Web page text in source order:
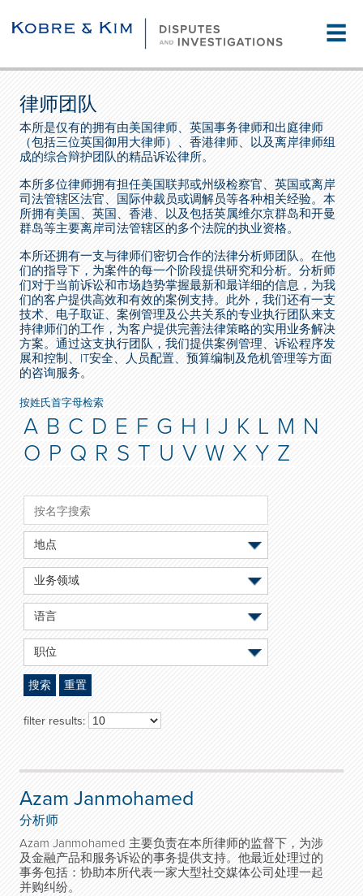
☰
律师团队
本所是仅有的拥有由美国律师、英国事务律师和出庭律师
（包括三位英国御用大律师）、香港律师、以及离岸律师组
成的综合辩护团队的精品诉讼律所。
本所多位律师拥有担任美国联邦或州级检察官、英国或离岸
司法管辖区法官、国际仲裁员或调解员等各种相关经验。本
所拥有美国、英国、香港、以及包括英属维尔京群岛和开曼
群岛等主要离岸司法管辖区的多个法院的执业资格。
本所还拥有一支与律师们密切合作的法律分析师团队。在他
们的指导下，为案件的每一个阶段提供研究和分析。分析师
们对于当前诉讼和市场趋势掌握最新和最详细的信息，为我
们的客户提供高效和有效的案例支持。此外，我们还有一支
技术、电子取证、案例管理及公共关系的专业执行团队来支
持律师们的工作，为客户提供完善法律策略的实用业务解决
方案。通过这支执行团队，我们提供案例管理、诉讼程序发
展和控制、IT安全、人员配置、预算编制及危机管理等方面
的咨询服务。
按姓氏首字母检索
A B C D E F G H I J K L M N
O P Q R S T U V W X Y Z
地点
业务领域
语言
职位
搜索 重置
filter results:
Azam Janmohamed
分析师
Azam Janmohamed 主要负责在本所律师的监督下，为涉
及金融产品和服务诉讼的事务提供支持。他最近处理过的
事务包括：协助本所代表一家大型社交媒体公司处理一起
并购纠纷。